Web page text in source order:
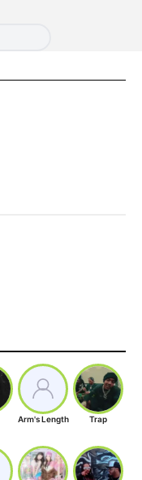
Arm's Length Trap